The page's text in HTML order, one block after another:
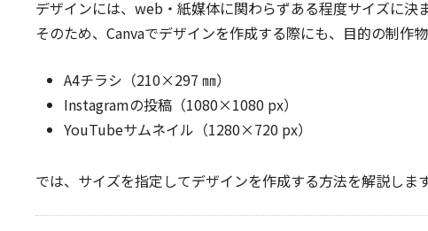
デザインには、web・紙媒体に関わらずある程度サイズに決
そのため、Canvaでデザインを作成する際にも、目的の制作
A4チラシ（210×297 ㎜）
Instagramの投稿（1080×1080 px）
YouTubeサムネイル（1280×720 px）
では、サイズを指定してデザインを作成する方法を解説します